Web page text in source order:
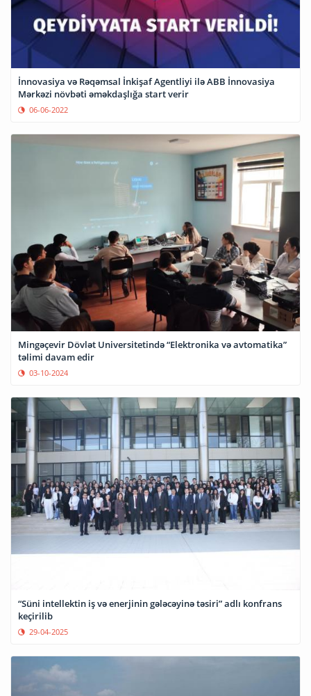
İnnovasiya və Rəqəmsal İnkişaf Agentliyi ilə ABB İnnovasiya
Mərkəzi növbəti əməkdaşlığa start verir
06-06-2022
Mingəçevir Dövlət Universitetində “Elektronika və avtomatika”
təlimi davam edir
03-10-2024
“Süni intellektin iş və enerjinin gələcəyinə təsiri” adlı konfrans
keçirilib
29-04-2025